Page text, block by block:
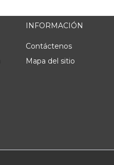
INFORMACIÓN
Contáctenos
Mapa del sitio